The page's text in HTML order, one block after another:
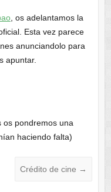
, os adelantamos la
Esta vez parece
anunciandolo para
apuntar.
os pondremos una
haciendo falta)
Crédito de cine →